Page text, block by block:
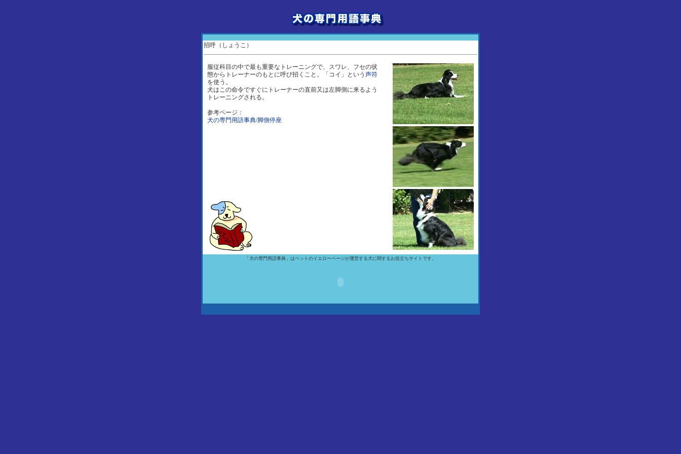
招呼（しょうこ）
服従科目の中で最も重要なトレーニングで、スワレ、フセの状
態からトレーナーのもとに呼び招くこと。「コイ」という 声符
を使う。
犬はこの命令ですぐにトレーナーの直前又は左脚側に来るよう
トレーニングされる。
参考ページ：
犬の専門用語事典/脚側停座
「犬の専門用語事典」はペットのイエローページが運営する犬に関するお役立ちサイトです。